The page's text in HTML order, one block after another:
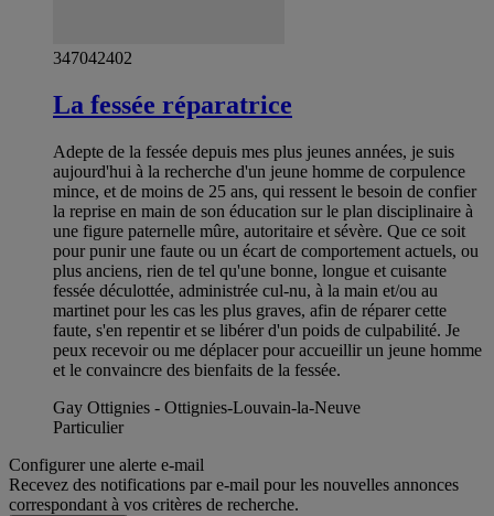
347042402
La fessée réparatrice
Adepte de la fessée depuis mes plus jeunes années, je suis
aujourd'hui à la recherche d'un jeune homme de corpulence
mince, et de moins de 25 ans, qui ressent le besoin de confier
la reprise en main de son éducation sur le plan disciplinaire à
une figure paternelle mûre, autoritaire et sévère. Que ce soit
pour punir une faute ou un écart de comportement actuels, ou
plus anciens, rien de tel qu'une bonne, longue et cuisante
fessée déculottée, administrée cul-nu, à la main et/ou au
martinet pour les cas les plus graves, afin de réparer cette
faute, s'en repentir et se libérer d'un poids de culpabilité. Je
peux recevoir ou me déplacer pour accueillir un jeune homme
et le convaincre des bienfaits de la fessée.
Gay Ottignies - Ottignies-Louvain-la-Neuve
Particulier
Configurer une alerte e-mail
Recevez des notifications par e-mail pour les nouvelles annonces
correspondant à vos critères de recherche.